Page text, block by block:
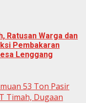
Ratusan Warga dan
Pembakaran
Lenggang
53 Ton Pasir
Timah, Dugaan